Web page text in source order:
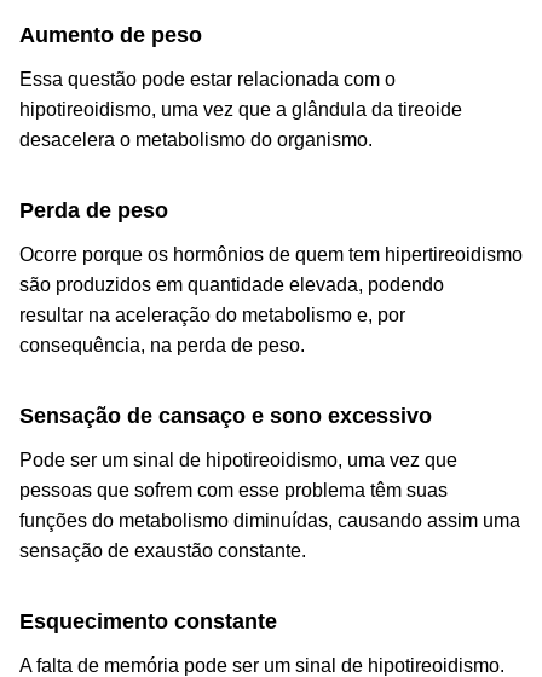
Aumento de peso
Essa questão pode estar relacionada com o
hipotireoidismo, uma vez que a glândula da tireoide
desacelera o metabolismo do organismo.
Perda de peso
Ocorre porque os hormônios de quem tem hipertireoidismo
são produzidos em quantidade elevada, podendo
resultar na aceleração do metabolismo e, por
consequência, na perda de peso.
Sensação de cansaço e sono excessivo
Pode ser um sinal de hipotireoidismo, uma vez que
pessoas que sofrem com esse problema têm suas
funções do metabolismo diminuídas, causando assim uma
sensação de exaustão constante.
Esquecimento constante
A falta de memória pode ser um sinal de hipotireoidismo.